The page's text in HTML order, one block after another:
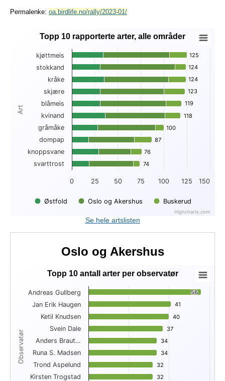
Permalenke: oa.birdlife.no/rally/2023-01/
Topp 10 rapporterte arter, alle områder
Bar chart with 3 data series.
View as data table, Topp 10 rapporterte arter, alle områder
The chart has 1 X axis displaying Art.
The chart has 1 Y axis displaying . Data ranges from 18 to
Art
Topp 10 rapporterte arter, alle områder
125
125
124
124
124
124
123
123
119
119
118
118
100
100
87
87
76
76
74
74
Østfold Oslo og Akershus Buskerud
0 25 50 75 100 125 150
kjøttmeis
stokkand
kråke
skjære
blåmeis
kvinand
gråmåke
dompap
knoppsvane
svarttrost
Highcharts.com
End of interactive chart.Se hele artslisten
Oslo og Akershus
Topp 10 antall arter per observatør
Bar chart with 10 bars.
View as data table, Topp 10 antall arter per observatør
The chart has 1 X axis displaying Observatør.
The chart has 1 Y axis displaying . Data ranges from 32 to
Observatør
Topp 10 antall arter per observatør
56
56
41
41
40
40
37
37
34
34
34
34
32
32
32
32
Andreas Gullberg
Jan Erik Haugen
Ketil Knudsen
Svein Dale
Anders Braut…
Runa S. Madsen
Trond Aspelund
Kirsten Trogstad